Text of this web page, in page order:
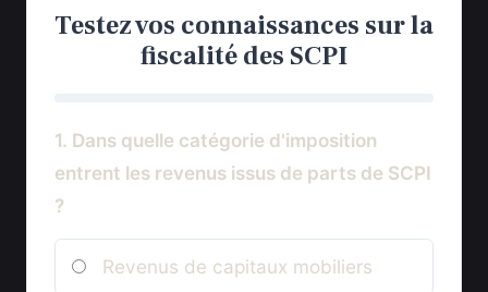
Testez vos connaissances sur la
fiscalité des SCPI
1. Dans quelle catégorie d'imposition
entrent les revenus issus de parts de SCPI
?
Revenus de capitaux mobiliers